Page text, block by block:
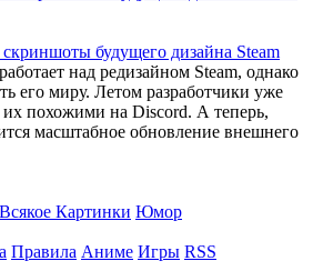
будущего дизайна Steam
над редизайном Steam, однако
его миру. Летом разработчики уже
похожими на Discord. А теперь,
масштабное обновление внешнего
Всякое Картинки Юмор
Правила Аниме Игры RSS